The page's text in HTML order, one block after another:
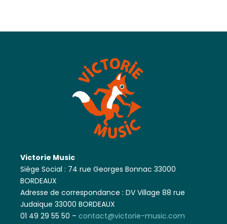
Victorie Music
Siège Social : 74 rue Georges Bonnac 33000
BORDEAUX
Adresse de correspondance : DV Village 88 rue
Judaïque 33000 BORDEAUX
01 49 29 55 50 –contact@victorie-music.com